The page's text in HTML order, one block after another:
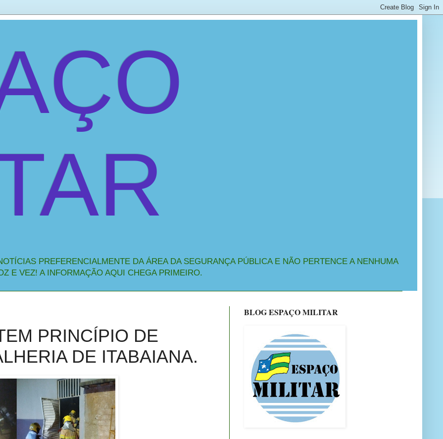
PREFERENCIALMENTE DA ÁREA DA SEGURANÇA PÚBLICA E NÃO PERTENCE A NENHUMA
E VEZ! A INFORMAÇÃO AQUI CHEGA PRIMEIRO.
PRINCÍPIO DE
DE ITABAIANA.
BLOG ESPAÇO MILITAR